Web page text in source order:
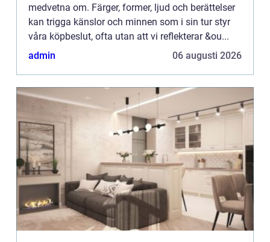
medvetna om. Färger, former, ljud och berättelser
kan trigga känslor och minnen som i sin tur styr
våra köpbeslut, ofta utan att vi reflekterar &ou...
admin
06 augusti 2026